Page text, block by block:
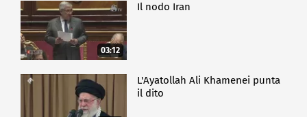
03:12
Il nodo Iran
L'Ayatollah Ali Khamenei punta
il dito